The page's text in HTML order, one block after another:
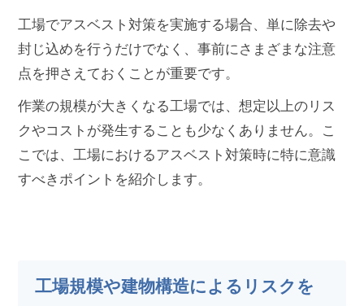
工場でアスベスト対策を実施する場合、単に除去や
封じ込めを行うだけでなく、事前にさまざまな注意
点を押さえておくことが重要です。
作業の規模が大きくなる工場では、想定以上のリス
クやコストが発生することも少なくありません。こ
こでは、工場におけるアスベスト対策時に特に意識
すべきポイントを紹介します。
工場規模や建物構造によるリスクを